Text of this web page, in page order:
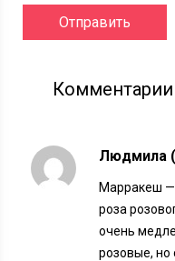
Комментарии
Людмила
Марракеш
роза
очень
розовые, но